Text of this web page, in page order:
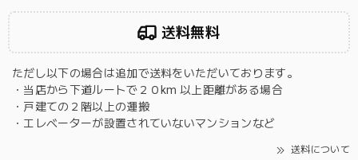
送料無料
ただし以下の場合は追加で送料をいただいております。
・当店から下道ルートで２０km 以上距離がある場合
・戸建ての２階以上の運搬
・エレベーターが設置されていないマンションなど
送料について